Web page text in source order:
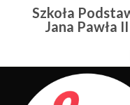
PrzejdźSzkoła
Jana Pawła